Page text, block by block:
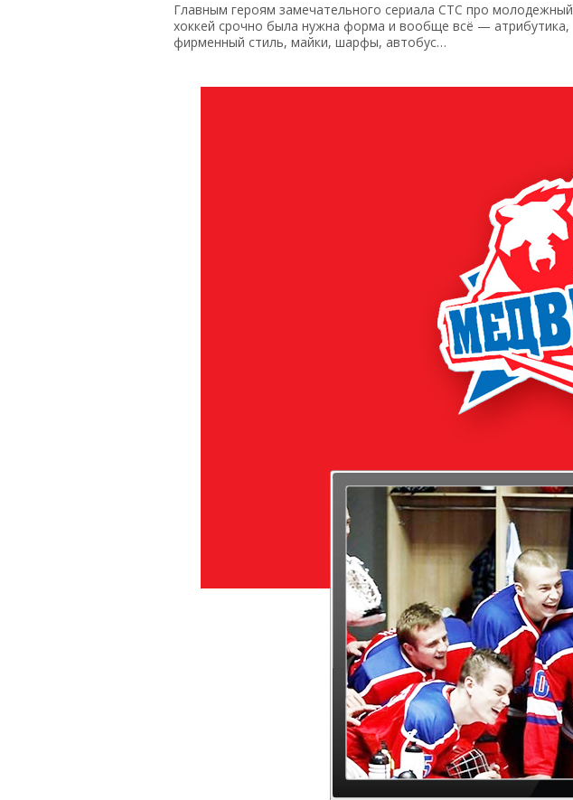
Главным героям замечательного сериала СТС про молодежный
хоккей срочно была нужна форма и вообще всё — атрибутика,
фирменный стиль, майки, шарфы, автобус…